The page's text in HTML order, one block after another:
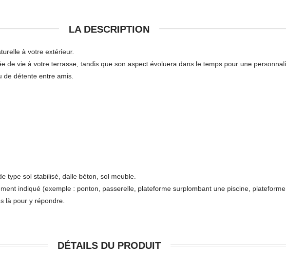
LA DESCRIPTION
à votre extérieur.
de vie à votre terrasse, tandis que son aspect évoluera dans le temps pour une
détente entre amis.
type sol stabilisé, dalle béton, sol meuble.
indiqué (exemple : ponton, passerelle, plateforme surplombant une piscine,
là pour y répondre.
DÉTAILS DU PRODUIT